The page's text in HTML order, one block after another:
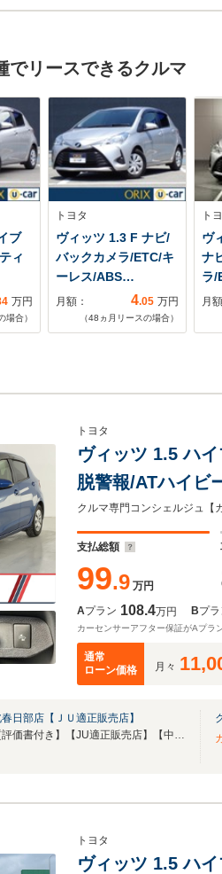
でリースできるクルマ
ブ
ィ
万円
場合）
トヨタ
ヴィッツ 1.3 F ナビ/
バックカメラ/ETC/キ
ーレス/ABS…
月額： 4.05 万円
（48 ヵ月リースの場合）
ト
ヴ
ナ
ラ/
月
トヨタ
ヴィッツ 1.5 ハ
脱警報/ATハイビ
イルシートセッ
TV/CD/
支払総額
99.9 万円
Aプラン 108.4万円 Bプラ
カーセンサーアフター保証がAプラ
通常
ローン価格
月々
日部店【ＪＵ適正販売店】
トヨタ
ヴィッツ 1.5 ハ